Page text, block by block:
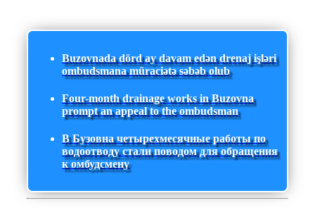
Buzovnada dörd ay davam edən drenaj işləri
ombudsmana müraciətə səbəb olub
Four-month drainage works in Buzovna
prompt an appeal to the ombudsman
В Бузовна четырехмесячные работы по
водоотводу стали поводом для обращения
к омбудсмену